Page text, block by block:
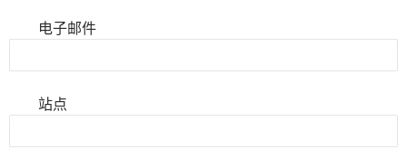
电子邮件
站点